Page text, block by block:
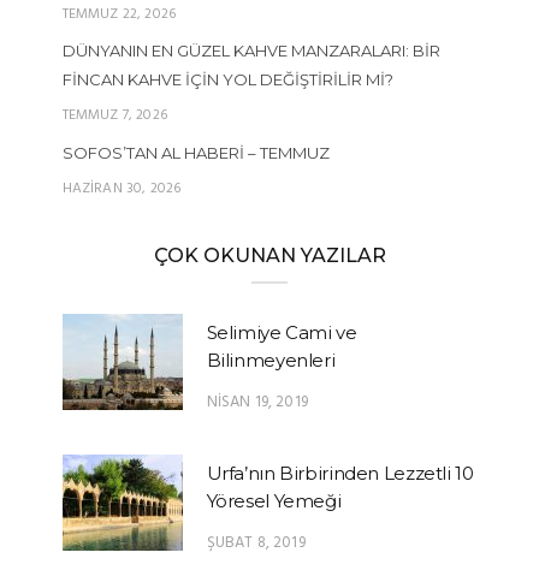
TEMMUZ 22, 2026
DÜNYANIN EN GÜZEL KAHVE MANZARALARI: BIR
FINCAN KAHVE İÇIN YOL DEĞIŞTIRILIR MI?
TEMMUZ 7, 2026
SOFOS’TAN AL HABERI – TEMMUZ
HAZIRAN 30, 2026
ÇOK OKUNAN YAZILAR
Selimiye Cami ve
Bilinmeyenleri
NISAN 19, 2019
Urfa’nın Birbirinden Lezzetli 10
Yöresel Yemeği
ŞUBAT 8, 2019